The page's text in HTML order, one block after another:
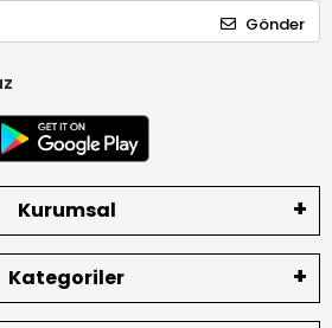
Gönder
Kurumsal
Kategoriler